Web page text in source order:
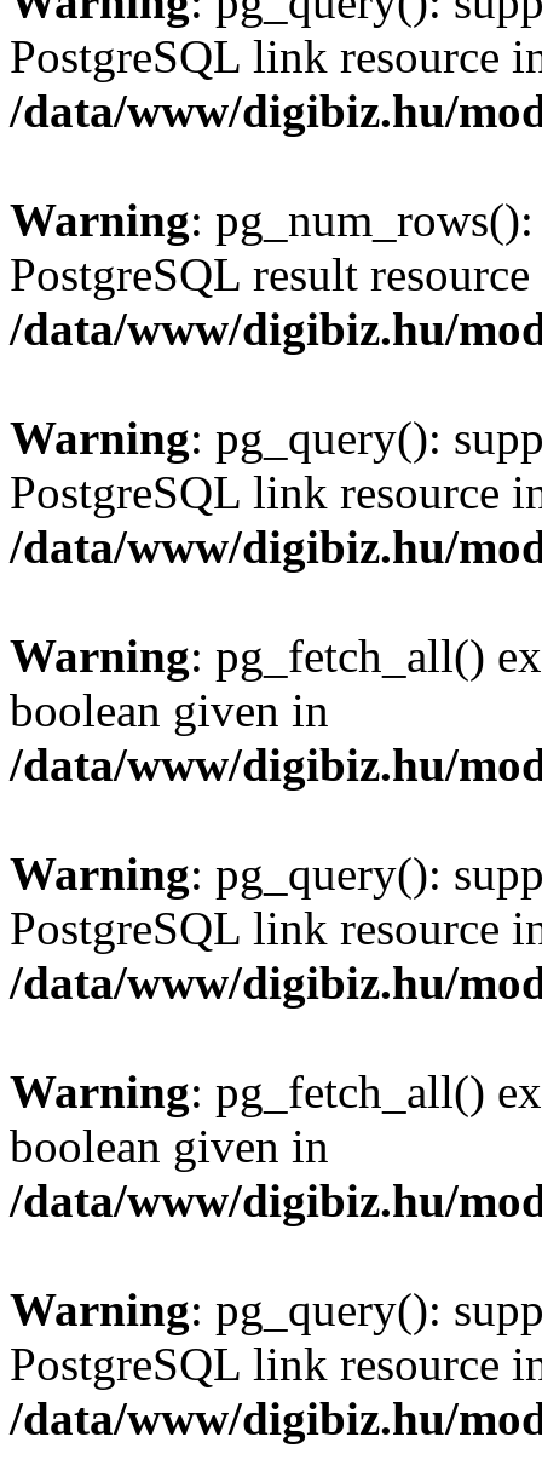
PostgreSQL link resource
/data/www/digibiz.hu/
Warning:
PostgreSQL result
/data/www/digibiz.hu/
Warning: pg_query():
PostgreSQL link resource
/data/www/digibiz.hu/
Warning: pg_fetch_all()
boolean given in
/data/www/digibiz.hu/
Warning: pg_query():
PostgreSQL link resource
/data/www/digibiz.hu/
Warning: pg_fetch_all()
boolean given in
/data/www/digibiz.hu/
Warning: pg_query():
PostgreSQL link resource
/data/www/digibiz.hu/